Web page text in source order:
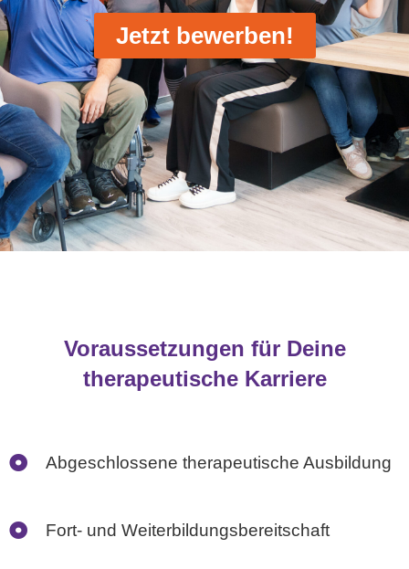
Jetzt bewerben!
Voraussetzungen für Deine
therapeutische Karriere
Abgeschlossene therapeutische Ausbildung
Fort- und Weiterbildungsbereitschaft